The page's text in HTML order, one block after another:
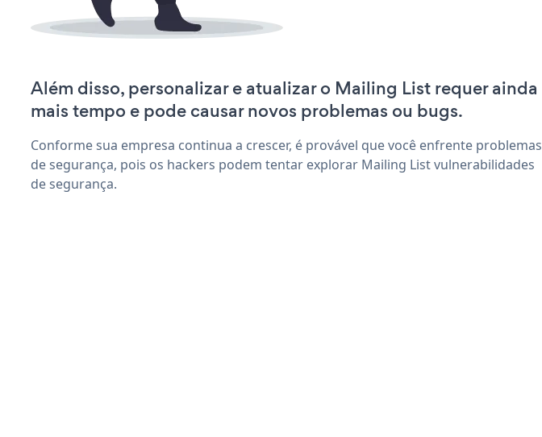
Além disso, personalizar e atualizar o Mailing List requer ainda
mais tempo e pode causar novos problemas ou bugs.
Conforme sua empresa continua a crescer, é provável que você enfrente problemas
de segurança, pois os hackers podem tentar explorar Mailing List vulnerabilidades
de segurança.